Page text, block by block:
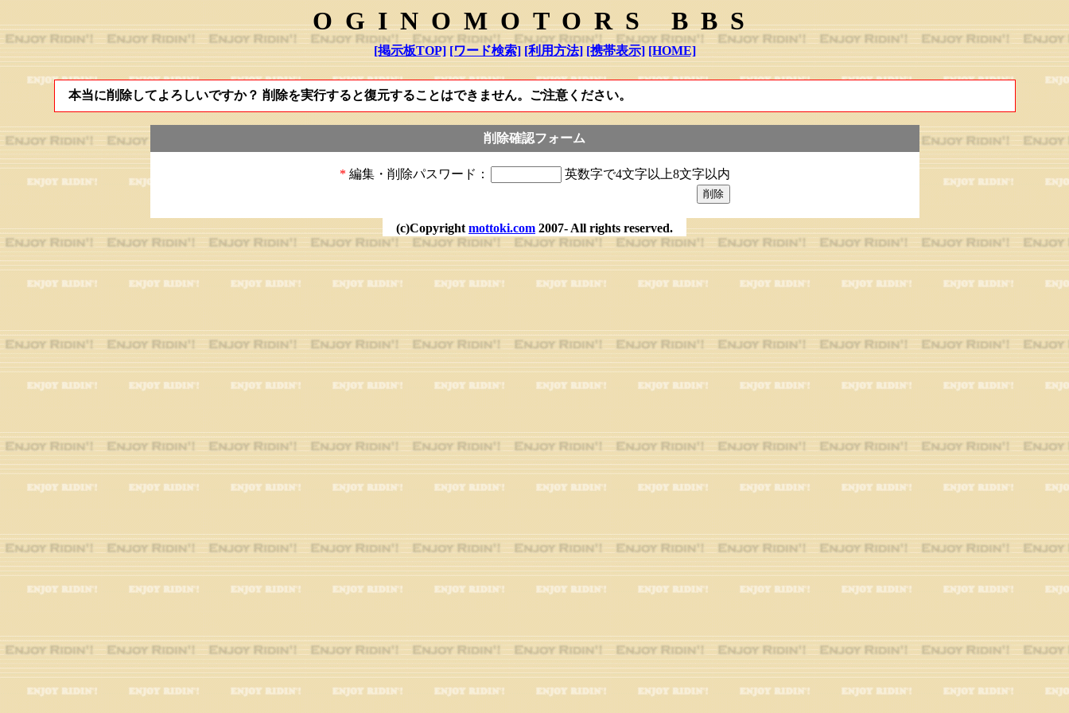
OGINOMOTORS BBS
[掲示板TOP] [ワード検索] [利用方法] [携帯表示] [HOME]
本当に削除してよろしいですか？ 削除を実行すると復元することはできません。ご注意ください。
削除確認フォーム
* 編集・削除パスワード： 英数字で4文字以上8文字以内
(c)Copyright mottoki.com 2007- All rights reserved.